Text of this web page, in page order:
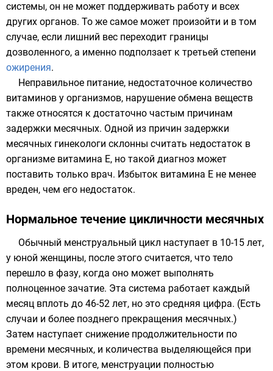
системы, он не может поддерживать работу и всех
других органов. То же самое может произойти и в том
случае, если лишний вес переходит границы
дозволенного, а именно подползает к третьей степени
ожирения.
Неправильное питание, недостаточное количество
витаминов у организмов, нарушение обмена веществ
также относятся к достаточно частым причинам
задержки месячных. Одной из причин задержки
месячных гинекологи склонны считать недостаток в
организме витамина Е, но такой диагноз может
поставить только врач. Избыток витамина Е не менее
вреден, чем его недостаток.
Нормальное течение цикличности месячных
Обычный менструальный цикл наступает в 10-15 лет,
у юной женщины, после этого считается, что тело
перешло в фазу, когда оно может выполнять
полноценное зачатие. Эта система работает каждый
месяц вплоть до 46-52 лет, но это средняя цифра. (Есть
случаи и более позднего прекращения месячных.)
Затем наступает снижение продолжительности по
времени месячных, и количества выделяющейся при
этом крови. В итоге, менструации полностью